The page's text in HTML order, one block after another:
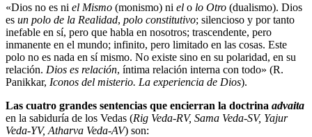
«Dios no es ni el Mismo (monismo) ni el o lo Otro (dualismo). Dios
es un polo de la Realidad, polo constitutivo; silencioso y por tanto
inefable en sí, pero que habla en nosotros; trascendente, pero
inmanente en el mundo; infinito, pero limitado en las cosas. Este
polo no es nada en sí mismo. No existe sino en su polaridad, en su
relación. Dios es relación, íntima relación interna con todo» (R.
Panikkar, Iconos del misterio. La experiencia de Dios).
Las cuatro grandes sentencias que encierran la doctrina advaita
en la sabiduría de los Vedas (Rig Veda-RV, Sama Veda-SV, Yajur
Veda-YV, Atharva Veda-AV) son: